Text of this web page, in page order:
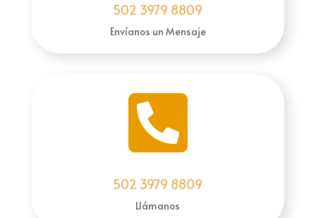
502 3979 8809
Envíanos un Mensaje

502 3979 8809
Llámanos